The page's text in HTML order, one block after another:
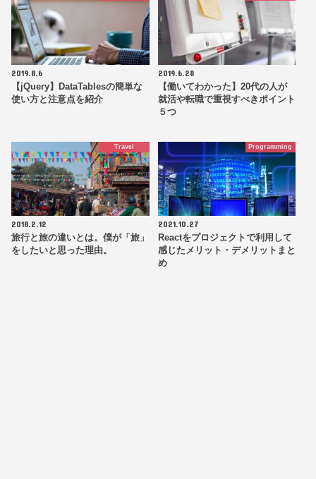
2019.8.6
【jQuery】DataTablesの簡単な
使い方と注意点を紹介
2019.6.28
【働いてわかった】20代の人が
就活や転職で重視すべきポイント
５つ
Travel
2018.2.12
旅行と旅の違いとは。僕が「旅」
をしたいと思った理由。
Programming
2021.10.27
Reactをプロジェクトで利用して
感じたメリット・デメリットまと
め